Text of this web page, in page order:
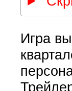
Игра